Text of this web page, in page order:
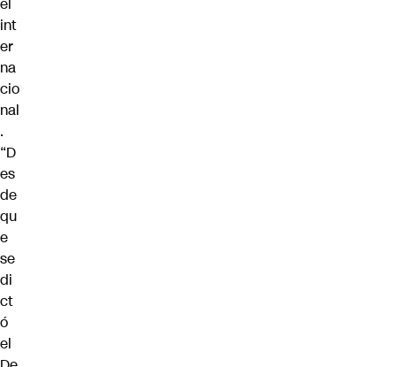
int
er
na
cio
nal
.
“D
es
de
qu
e
se
di
ct
ó
el